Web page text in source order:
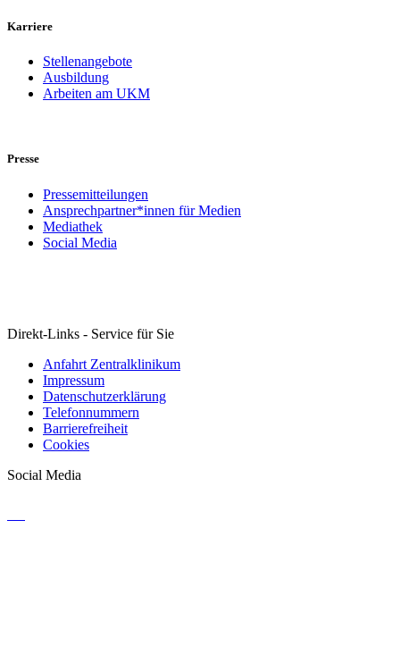
Karriere
Stellenangebote
Ausbildung
Arbeiten am UKM
Presse
Pressemitteilungen
Ansprechpartner*innen für Medien
Mediathek
Social Media
Direkt-Links - Service für Sie
Anfahrt Zentralklinikum
Impressum
Datenschutzerklärung
Telefonnummern
Barrierefreiheit
Cookies
Social Media